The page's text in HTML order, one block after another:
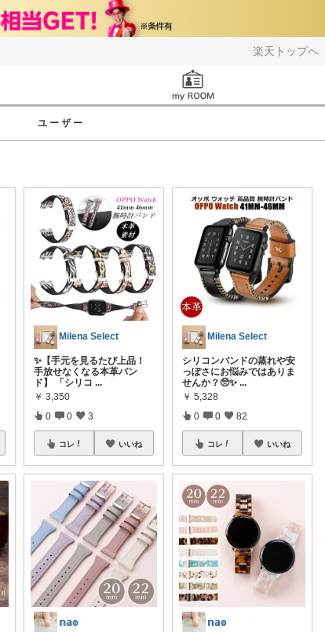
楽天トップへ
ユーザー
Milena Select
✨【手元を見るたび上品！
手放せなくなる本革バン
ド】 「シリコ ...
￥ 3,350
0 0 3
コレ いいね
𝕟𝕒𝕠
Milena Select
シリコンバンドの蒸れや安
っぽさにお悩みではありま
せんか？🥺✨...
￥ 5,328
0 0 82
コレ いいね
𝕟𝕒𝕠